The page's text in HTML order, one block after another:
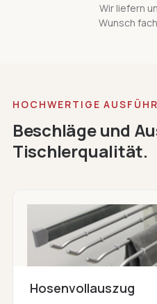
Wir liefern
Wunsch
HOCHWERTIGE
Beschläge und
Tischlerqualität.
Hosenvollauszug